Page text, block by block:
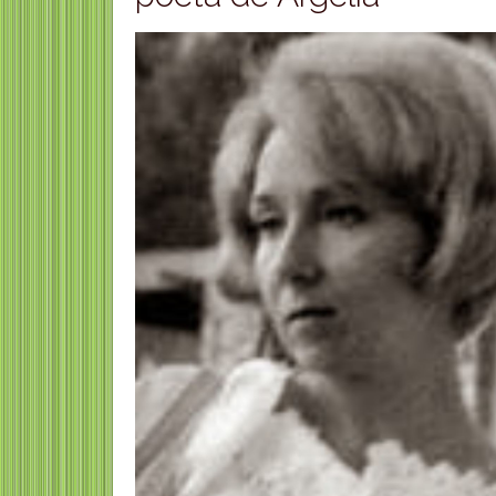
Susan Sutherland
pedagoga,
psicoanalista
Susan Sutherland
(Bromley Cross, cerca
Lancashire, 24 de mayo